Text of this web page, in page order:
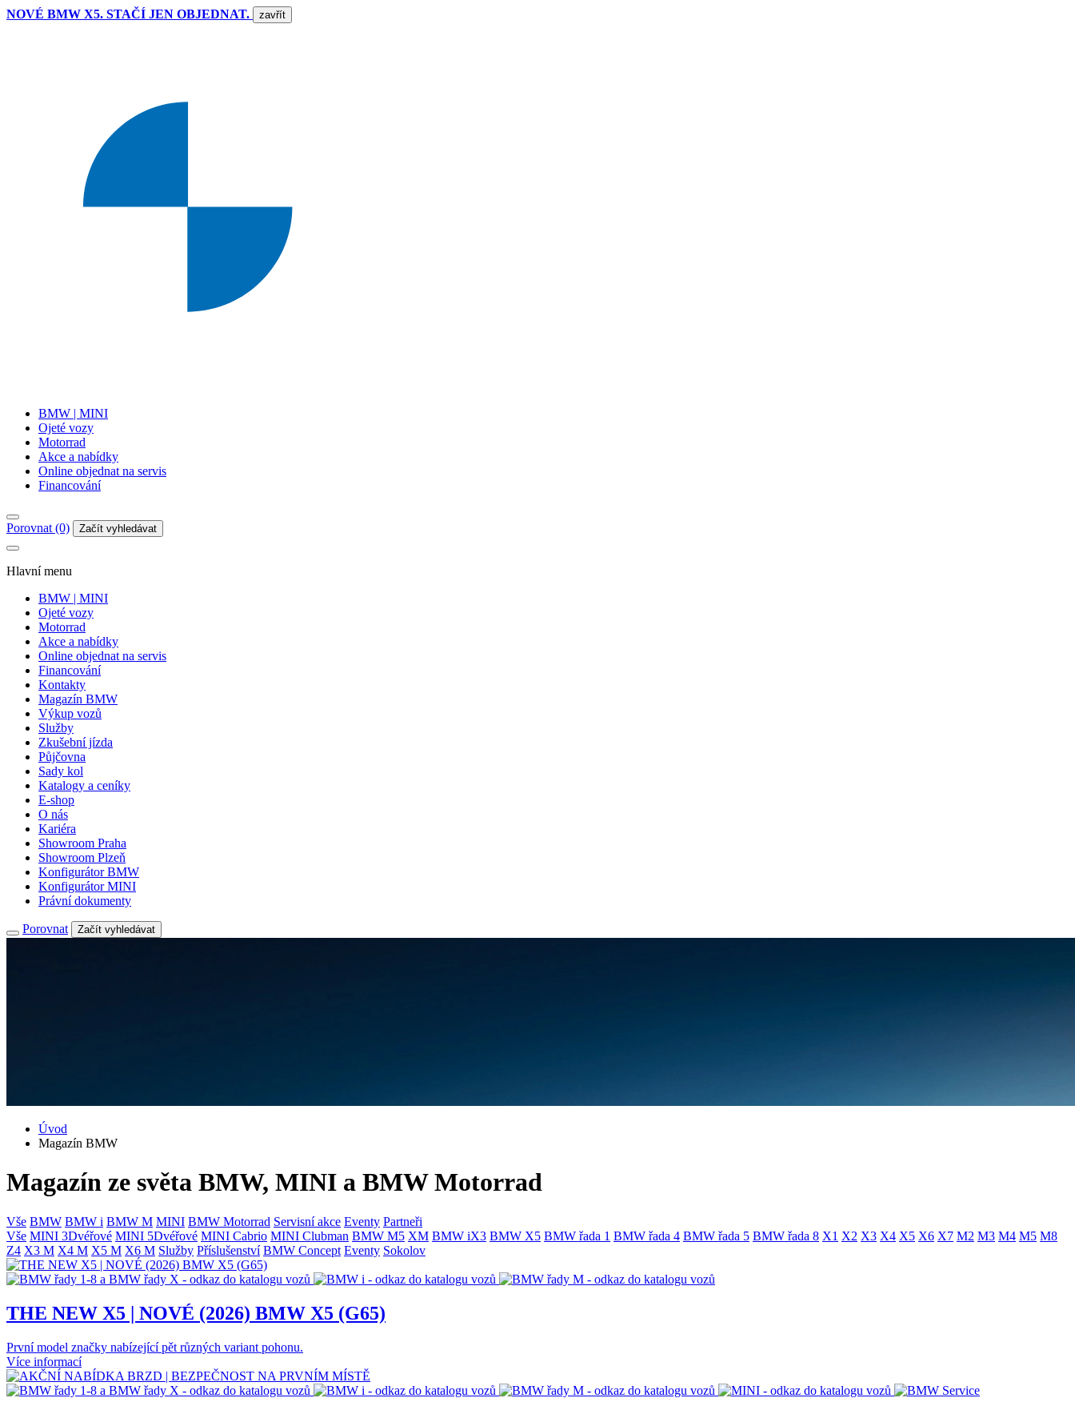
NOVÉ BMW X5. STAČÍ JEN OBJEDNAT. zavřít
BMW | MINI
Ojeté vozy
Motorrad
Akce a nabídky
Online objednat na servis
Financování
Porovnat (0) Začít vyhledávat
Hlavní menu
BMW | MINI
Ojeté vozy
Motorrad
Akce a nabídky
Online objednat na servis
Financování
Kontakty
Magazín BMW
Výkup vozů
Služby
Zkušební jízda
Půjčovna
Sady kol
Katalogy a ceníky
E-shop
O nás
Kariéra
Showroom Praha
Showroom Plzeň
Konfigurátor BMW
Konfigurátor MINI
Právní dokumenty
Porovnat Začít vyhledávat
Úvod
Magazín BMW
Magazín ze světa BMW, MINI a BMW Motorrad
Vše BMW BMW i BMW M MINI BMW Motorrad Servisní akce Eventy Partneři
Vše MINI 3Dvéřové MINI 5Dvéřové MINI Cabrio MINI Clubman BMW M5 XM BMW iX3 BMW X5 BMW řada 1 BMW řada 4 BMW řada 5 BMW řada 8 X1 X2 X3 X4 X5 X6 X7 M2 M3 M4 M5 M8
Z4 X3 M X4 M X5 M X6 M Služby Příslušenství BMW Concept Eventy Sokolov
THE NEW X5 | NOVÉ (2026) BMW X5 (G65)
První model značky nabízející pět různých variant pohonu.
Více informací